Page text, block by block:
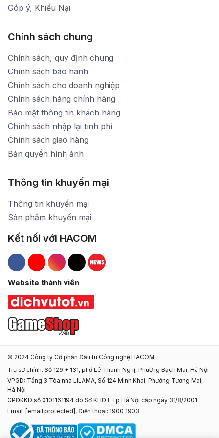
Góp ý, Khiếu Nại
Chính sách chung
Chính sách, quy định chung
Chính sách bảo hành
Chính sách cho doanh nghiệp
Chính sách hàng chính hãng
Bảo mật thông tin khách hàng
Chính sách nhập lại tính phí
Chính sách giao hàng
Bản quyền hình ảnh
Thông tin khuyến mại
Thông tin khuyến mại
Sản phẩm khuyến mại
Kết nối với HACOM
Hacom Facebook
Hacom YouTube
Hacom Instagram
Hacom TikTok
Website thành viên
© 2024 Công ty Cổ phần Đầu tư Công nghệ HACOM
Trụ sở chính: Số 129 + 131, phố Lê Thanh Nghị, Phường Bạch Mai, Hà Nội
VPGD: Tầng 3 Tòa nhà LILAMA, Số 124 Minh Khai, Phường Tương Mai,
Hà Nội
GPĐKKD số 0101161194 do Sở KHĐT Tp Hà Nội cấp ngày 31/8/2001
Email: [email protected] , Điện thoại: 1900 1903